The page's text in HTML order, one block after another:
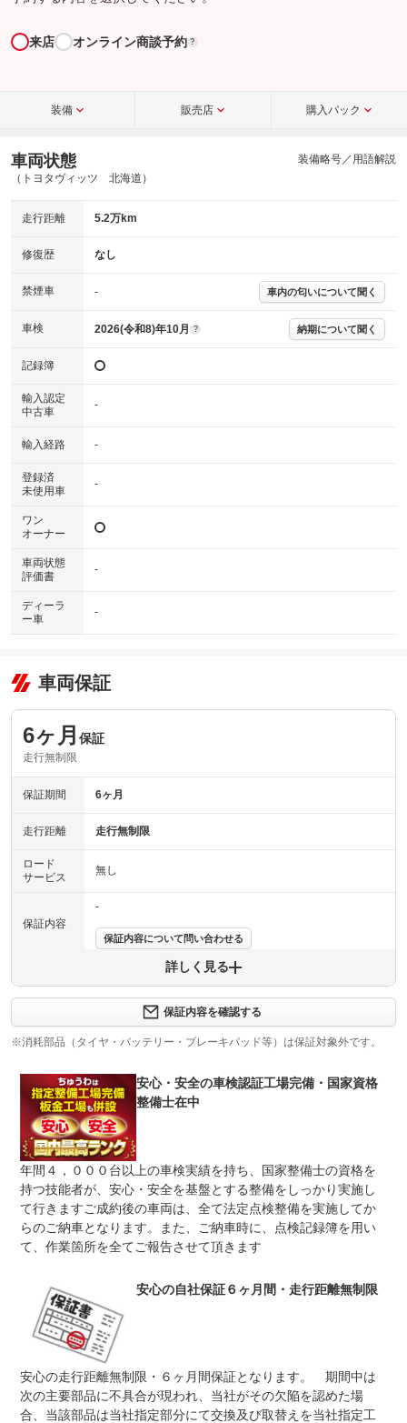
来店 オンライン商談予約 ?
装備 販売店 購入パック
車両状態
（トヨタヴィッツ 北海道）
装備略号／用語解説
走行距離 5.2万km
修復歴 なし
禁煙車 - 車内の匂いについて聞く
車検 2026(令和8)年10月 ? 納期について聞く
記録簿
輸入認定
中古車
-
輸入経路 -
登録済
未使用車
-
ワン
オーナー
車両状態
評価書
-
ディーラ
ー車
-
車両保証
6ヶ月 保証
走行無制限
保証期間 6ヶ月
走行距離 走行無制限
ロード
サービス
無し
保証内容
-
保証内容について問い合わせる
保証期間 登録日より６ヶ月間有効 適用部位
納車時法定点検整備実施箇所のみ適用
免責金 無し
保証修理
受付先
-
法定整備
整備付 法定12ヶ月または法定24ヶ月点検整備付
※車検なし・車検整備付の場合は法定24ヶ月点検整備付
※商用車は6ヶ月または12ヶ月点検整備付
法定整備
について
安心の法定１２ヶ月定期点検整備を実施。車検基準に沿っ
て、不具合箇所の整備・部品交換を実施します。また、ご
納車時に、法定点検記録簿を用いて、しっかり整備箇所の
詳しく見る
保証内容を確認する
※消耗部品（タイヤ・バッテリー・ブレーキパッド等）は保証対象外です。
安心・安全の車検認証工場完備・国家資格
整備士在中
年間４，０００台以上の車検実績を持ち、国家整備士の資格を
持つ技能者が、安心・安全を基盤とする整備をしっかり実施し
て行きますご成約後の車両は、全て法定点検整備を実施してか
らのご納車となります。また、ご納車時に、点検記録簿を用い
て、作業箇所を全てご報告させて頂きます
安心の自社保証６ヶ月間・走行距離無制限
安心の走行距離無制限・６ヶ月間保証となります。 期間中は
次の主要部品に不具合が現われ、当社がその欠陥を認めた場
合、当該部品は当社指定部分にて交換及び取替えを当社指定工